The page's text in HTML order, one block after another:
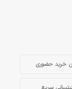
خرید حضوری